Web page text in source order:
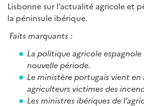
Lisbonne sur l’actualité agricole et
la péninsule ibérique.
Faits marquants :
La politique agricole
nouvelle période.
Le ministère portugais vient en
agriculteurs victimes des
Les ministres ibériques de